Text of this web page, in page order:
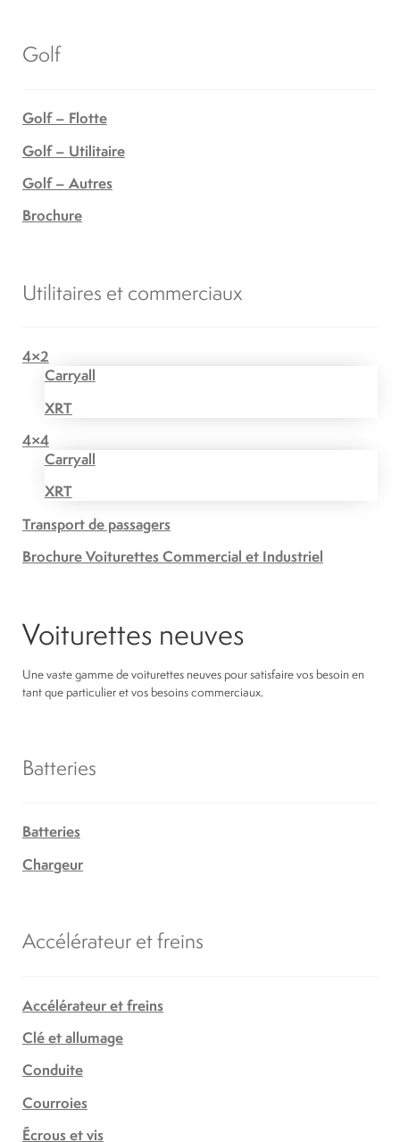
Golf
Golf – Flotte
Golf – Utilitaire
Golf – Autres
Brochure
Utilitaires et commerciaux
4×2
Carryall
XRT
4×4
Carryall
XRT
Transport de passagers
Brochure Voiturettes Commercial et Industriel
Voiturettes neuves
Une vaste gamme de voiturettes neuves pour satisfaire vos besoin en
tant que particulier et vos besoins commerciaux.
Batteries
Batteries
Chargeur
Accélérateur et freins
Accélérateur et freins
Clé et allumage
Conduite
Courroies
Écrous et vis